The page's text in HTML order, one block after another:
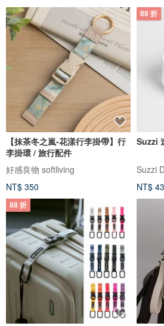
【抹茶冬之嵐-花漾行李掛帶】行
李掛環 / 旅行配件
好感良物 softliving
NT$ 350
88 折
Suzzi
Suzzi
NT$
88 折